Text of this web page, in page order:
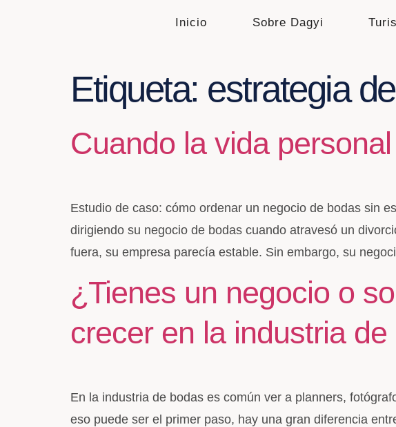
Inicio Sobre Dagyi
Etiqueta: estrategia
Cuando la vida
Estudio de caso: cómo ordenar un negocio de bodas sin
dirigiendo su negocio de bodas cuando atravesó un
fuera, su empresa parecía estable. Sin embargo, su
¿Tienes un negocio o
crecer en la industria de
En la industria de bodas es común ver a planners,
eso puede ser el primer paso, hay una gran diferencia